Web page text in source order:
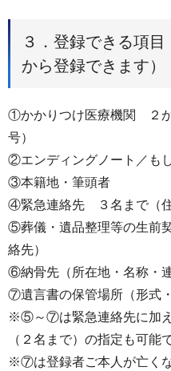
３．登録できる項
から登録できます）
①かかりつけ医療機関 ２
号）
②エンディングノート／も
③本籍地・筆頭者
④緊急連絡先 ３名まで（住
⑤葬儀・遺品整理等の生前
絡先）
⑥納骨先（所在地・名称・連
⑦遺言書の保管場所（形式
※⑤～⑦は緊急連絡先に加
（２名まで）の指定も可能
※⑦は登録者ご本人が亡く